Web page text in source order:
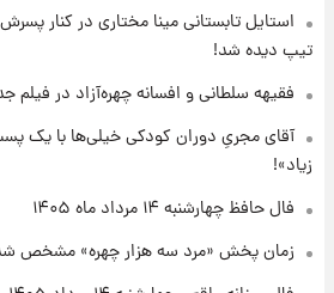
مدرسه میناب؛
۱۷ ساعت پیش
۱۴۰۵/کاهش قیمت طلا و سکه
استایل تابستانی مینا مختاری در کنار
تیپ دیده شد!
فقیهه سلطانی و افسانه چهره‌آزاد در فیلم
آقای مجریِ دوران کودکی خیلی‌ها با یک
زیاد»!
فال حافظ چهارشنبه ۱۴ مرداد ماه ۱۴۰۵
زمان پخش «مرد سه هزار چهره» مشخص